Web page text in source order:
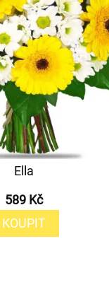
Ella
589 Kč
KOUPIT